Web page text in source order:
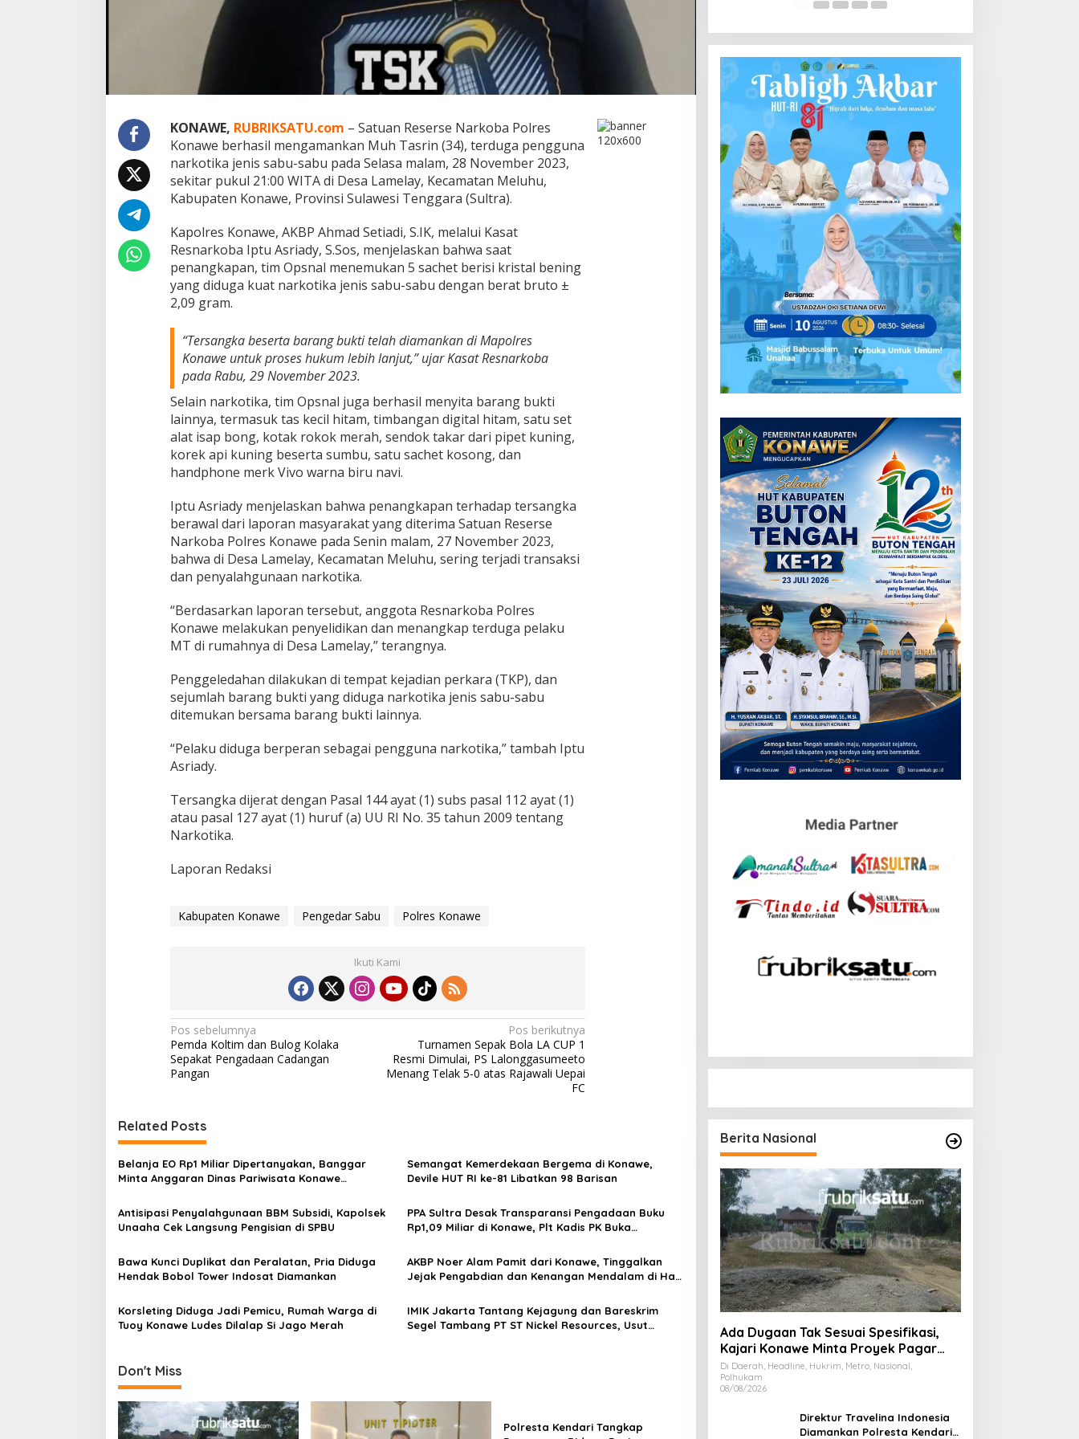
n
d
r
N
a
r
k
o
t
k
a
J
e
n
i
S
a
b
u
KONAWE, RUBRIKSATU.com – Satuan Reserse Narkoba Polres
Konawe berhasil mengamankan Muh Tasrin (34), terduga pengguna
narkotika jenis sabu-sabu pada Selasa malam, 28 November 2023,
sekitar pukul 21:00 WITA di Desa Lamelay, Kecamatan Meluhu,
Kabupaten Konawe, Provinsi Sulawesi Tenggara (Sultra).
Kapolres Konawe, AKBP Ahmad Setiadi, S.IK, melalui Kasat
Resnarkoba Iptu Asriady, S.Sos, menjelaskan bahwa saat
penangkapan, tim Opsnal menemukan 5 sachet berisi kristal bening
yang diduga kuat narkotika jenis sabu-sabu dengan berat bruto ±
2,09 gram.
“Tersangka beserta barang bukti telah diamankan di Mapolres
Konawe untuk proses hukum lebih lanjut,” ujar Kasat Resnarkoba
pada Rabu, 29 November 2023.
Selain narkotika, tim Opsnal juga berhasil menyita barang bukti
lainnya, termasuk tas kecil hitam, timbangan digital hitam, satu set
alat isap bong, kotak rokok merah, sendok takar dari pipet kuning,
korek api kuning beserta sumbu, satu sachet kosong, dan
handphone merk Vivo warna biru navi.
Iptu Asriady menjelaskan bahwa penangkapan terhadap tersangka
berawal dari laporan masyarakat yang diterima Satuan Reserse
Narkoba Polres Konawe pada Senin malam, 27 November 2023,
bahwa di Desa Lamelay, Kecamatan Meluhu, sering terjadi transaksi
dan penyalahgunaan narkotika.
“Berdasarkan laporan tersebut, anggota Resnarkoba Polres
Konawe melakukan penyelidikan dan menangkap terduga pelaku
MT di rumahnya di Desa Lamelay,” terangnya.
Penggeledahan dilakukan di tempat kejadian perkara (TKP), dan
sejumlah barang bukti yang diduga narkotika jenis sabu-sabu
ditemukan bersama barang bukti lainnya.
“Pelaku diduga berperan sebagai pengguna narkotika,” tambah Iptu
Asriady.
Tersangka dijerat dengan Pasal 144 ayat (1) subs pasal 112 ayat (1)
atau pasal 127 ayat (1) huruf (a) UU RI No. 35 tahun 2009 tentang
Narkotika.
Laporan Redaksi
Kabupaten Konawe Pengedar Sabu Polres Konawe
Ikuti Kami
N
a
v
g
a
s
i
p
o
s
Pos sebelumnya
Pemda Koltim dan Bulog Kolaka
Sepakat Pengadaan Cadangan
Pangan
Pos berikutnya
Turnamen Sepak Bola LA CUP 1
Resmi Dimulai, PS Lalonggasumeeto
Menang Telak 5-0 atas Rajawali Uepai
FC
Related Posts
Belanja EO Rp1 Miliar Dipertanyakan, Banggar
Minta Anggaran Dinas Pariwisata Konawe
Semangat Kemerdekaan Bergema di Konawe,
Devile HUT RI ke-81 Libatkan 98 Barisan
Antisipasi Penyalahgunaan BBM Subsidi, Kapolsek
Unaaha Cek Langsung Pengisian di SPBU
PPA Sultra Desak Transparansi Pengadaan Buku
Rp1,09 Miliar di Konawe, Plt Kadis PK Buka
Bawa Kunci Duplikat dan Peralatan, Pria Diduga
Hendak Bobol Tower Indosat Diamankan
AKBP Noer Alam Pamit dari Konawe, Tinggalkan
Jejak Pengabdian dan Kenangan Mendalam di Hati
Korsleting Diduga Jadi Pemicu, Rumah Warga di
Tuoy Konawe Ludes Dilalap Si Jago Merah
IMIK Jakarta Tantang Kejagung dan Bareskrim
Segel Tambang PT ST Nickel Resources, Usut
Don't Miss
Polresta Kendari Tangkap
Berita Nasional
Ada Dugaan Tak Sesuai Spesifikasi,
Kajari Konawe Minta Proyek Pagar
Rupbasan Rp1,9 Miliar Dihentikan
Di Daerah, Headline, Hukrim, Metro, Nasional,
Polhukam
08/08/2026
Direktur Travelina Indonesia
Diamankan Polresta Kendari,